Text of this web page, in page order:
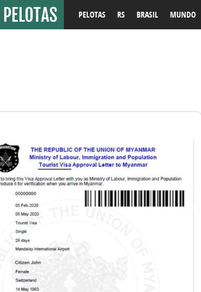
PELOTAS RS BRASIL MUNDO